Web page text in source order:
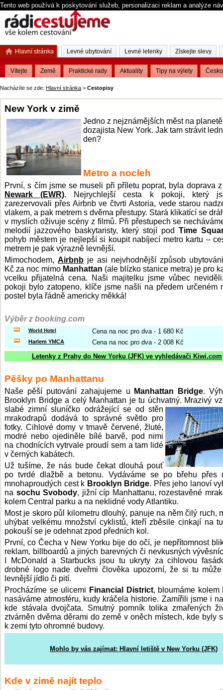
Tento web používá k poskytování služeb, personalizaci reklam a analýze
Nacházíte se zde: Hlavní stránka > Cestopisy
New York v zimě
Jedno z nejznámějších měst na
dozajista New York. Jak tam strávit
den?
Metro a nocleh
První, s čím jsme se museli při příletu poprat, byla doprava
Newark (EWR). Nejrychlejší cesta k pokoji, který
zarezervovali přes Airbnb ve čtvrti Astoria, vede starou
vlakem, a pak metrem s dvěma přestupy. Stará klikatící se
v myslích oživuje scény z filmů. Při přestupech se
melodií jazzového baskytaristy, který stojí pod Time
pohyb městem je nejlepší si koupit nabíjecí metro kartu –
metrem je pak výrazně levnější.
Mimochodem, Airbnb je asi nejvhodnější způsob
Kč za noc mimo Manhattan (ale blízko stanice metra) je pro
vcelku přijatelná cena. Naši majitelku jsme vůbec
pokoji bylo zatopeno, klíče jsme našli na předem určeném
postel byla řádně americky měkká!
Výběr z booking.com
World Hotel Cena na noc pro dva - 1 680 Kč
Harlem YMCA
Cena na noc pro dva - 2 008 Kč
Letenky z Prahy do New Yorku (JFK) ve vyhledávači Kiwi.com
Pěšky po Manhattanu
Naše pěší putování zahajujeme u Manhattan Bridge.
Brooklyn Bridge a celý Manhattan je tu úchvatný. Mrazivý
slabézimní sluníčko odrážející se od stěn
mrakodrapů dodává to správné světlo pro
fotky. Cihlové domy v tmavě červené, žluté,
modré nebo ojediněle bílé barvě, pod nimi
na chodnících vytrvale proudí sem a tam lidé
v černých kabátech.
Už tušíme, že nás bude čekat dlouhá pouť
po tvrdé dlažbě a betonu. Vydáváme se po břehu přes
mnohaproudých cest k Brooklyn Bridge. Přes jeho lanoví
na sochu Svobody, jižní cíp Manhattanu, rozestavěné
kolem Central parku a na neklidné vody Atlantiku.
Most je skoro půl kilometru dlouhý, panuje na něm čilý ruch,
uhýbat velkému množství cyklistů, kteří zběsile cinkají na
pokouší se je odehnat zpod předních kol.
První, co Čecha v New Yorku bije do očí, je nepřítomnost
reklam, billboardů a jiných barevných či nevkusných
I McDonald a Starbucks jsou tu ukryty za cihlovou
drobné logo nade dveřmi člověka upozorní, že si tu
levnější jídlo či pití.
Procházíme se ulicemi Financial District, bloumáme kolem
nasáváme atmosféru, kudy kráčela historie. Zamířili jsme i
kde stávala dvojčata. Smutný pomník tolika zmařených
ztvárněn dvěma děrami do země v oněch místech, kde byly
k zemi tyto ohromné budovy.
Mohlo by vás zajímat: Hlavní letiště v New Yorku (JFK)
Kde v zimě najít teplo
Hlavní stránka
Vítejte Země Praktické rady Aktuality Tipy na výlety Česko
Levné ubytování Levné letenky Získejte slevy